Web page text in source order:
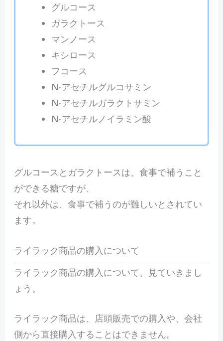
グルコース
ガラクトース
マンノース
キシロース
フコース
N-アセチルグルコサミン
N-アセチルガラクトサミン
N-アセチルノイラミン酸
グルコースとガラクトースは、食事で補うこと
ができる糖ですが、
それ以外は、食事で補うのが難しいとされてい
ます。
ライラック商品の購入について
ライラック商品の購入について、見ていきまし
ょう。
ライラック商品は、店頭販売での購入や、会社
側から直接購入することはできません。